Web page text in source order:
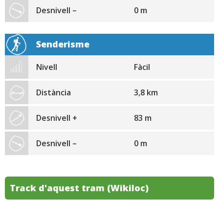
Desnivell – 0 m
Senderisme
Nivell Fàcil
Distància 3,8 km
Desnivell + 83 m
Desnivell – 0 m
Track d'aquest tram (Wikiloc)